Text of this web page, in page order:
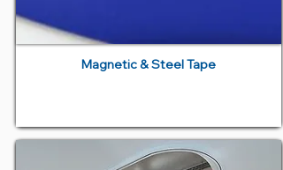
Magnetic & Steel Tape